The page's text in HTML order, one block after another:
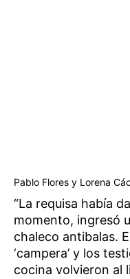
Pablo Flores y Lorena
“La requisa había
momento, ingresó
chaleco antibalas.
‘campera’ y los
cocina volvieron al